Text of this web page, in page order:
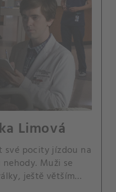
Limová
své pocity jízdou na
Muži se
ještě větším